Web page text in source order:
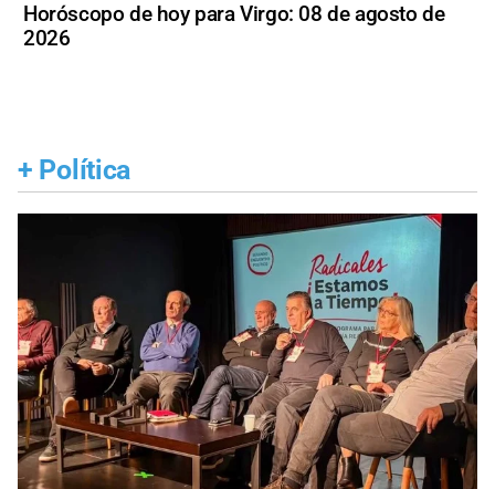
Horóscopo de hoy para Virgo: 08 de agosto de
2026
+ Política